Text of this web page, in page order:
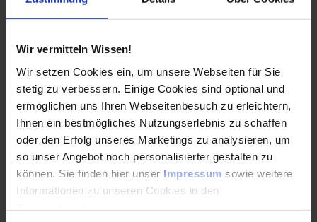
Wir vermitteln Wissen!
Wir setzen Cookies ein, um unsere Webseiten für Sie
stetig zu verbessern. Einige Cookies sind optional und
ermöglichen uns Ihren Webseitenbesuch zu erleichtern,
Ihnen ein bestmögliches Nutzungserlebnis zu schaffen
oder den Erfolg unseres Marketings zu analysieren, um
so unser Angebot noch personalisierter gestalten zu
können. Sie finden hier unser Impressum sowie weitere
Informationen zu unseren Cookies in den
berücksichtigt werden. Auch Design for Recycling stelle ein
wichtiges Thema dar: „Aktuell wird nur in Ausnahmefällen
die spätere Entsorgung, idealerweise Wiederverwertung,
der Bauteile schon bei der Entwicklung berücksichtigt.“
Klimaneutrale Kunststoffe für den Automobilbau
Über das weltweit erste klimaneutrale Polycarbonat für
eine nachhaltige Automobilproduktion berichteten Jochen
Hardt und Jimena Ruesta, beide Covestro. Ein Teil der
fossilen Rohstoffe wird dabei durch massenbilanzierte